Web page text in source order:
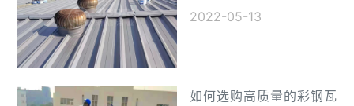
2022-05-13
如何选购高质量的彩钢瓦